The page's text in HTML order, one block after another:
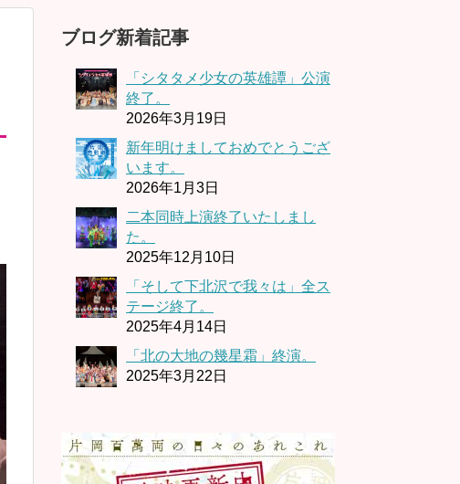
ブログ新着記事
「シタタメ少女の英雄譚」公演
終了。
2026年3月19日
新年明けましておめでとうござ
います。
2026年1月3日
二本同時上演終了いたしまし
た。
2025年12月10日
「そして下北沢で我々は」全ス
テージ終了。
2025年4月14日
「北の大地の幾星霜」終演。
2025年3月22日